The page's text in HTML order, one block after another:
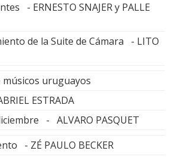
- ERNESTO SNAJER y PALLE
de la Suite de Cámara - LITO
músicos uruguayos
ESTRADA
- ALVARO PASQUET
- ZÉ PAULO BECKER